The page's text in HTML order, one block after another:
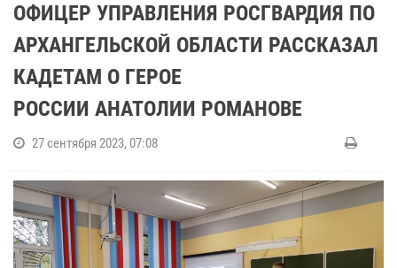
ОФИЦЕР УПРАВЛЕНИЯ РОСГВАРДИЯ ПО
АРХАНГЕЛЬСКОЙ ОБЛАСТИ РАССКАЗАЛ
КАДЕТАМ О ГЕРОЕ
РОССИИ АНАТОЛИИ РОМАНОВЕ
27 сентября 2023, 07:08